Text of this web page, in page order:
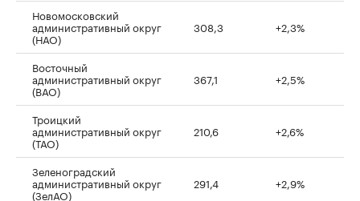
Новомосковский
административный округ
(НАО)
308,3 +2,3%
Восточный
административный округ
(ВАО)
367,1 +2,5%
Троицкий
административный округ
(ТАО)
210,6 +2,6%
Зеленоградский
административный округ
(ЗелАО)
291,4 +2,9%